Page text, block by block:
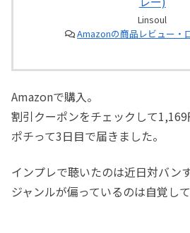
Linsoul
Amazonの商品レビュー・
Amazonで購入。
割引クーポンをチェックして1,169
ポチって3日目で届きました。
インプレで聴いたのは近日対バン
ジャンルが偏っているのは自覚して